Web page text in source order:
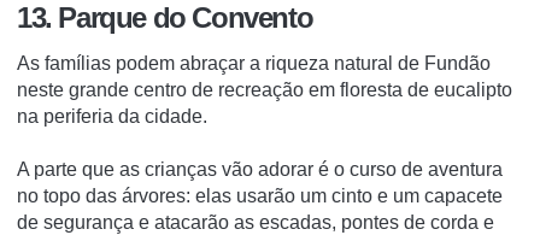
13. Parque do Convento
As famílias podem abraçar a riqueza natural de Fundão
neste grande centro de recreação em floresta de eucalipto
na periferia da cidade.
A parte que as crianças vão adorar é o curso de aventura
no topo das árvores: elas usarão um cinto e um capacete
de segurança e atacarão as escadas, pontes de corda e